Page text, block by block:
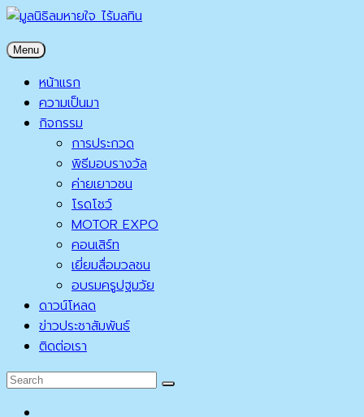
Skip
content
มูลนิธิลมหายใจ ไร้มลทิน
มูลนิธิลมหายใจ ไร้มลทิน
Menu
หน้าแรก
ความเป็นมา
กิจกรรม
การประกวด
พิธีมอบรางวัล
ค่ายเยาวชน
โรดโชว์
MOTOR EXPO
คอนเสิร์ท
เยี่ยมสื่อมวลชน
อบรมครูปฐมวัย
ดาวน์โหลด
ข่าวประชาสัมพันธ์
ติดต่อเรา
Search
Search